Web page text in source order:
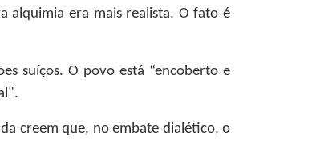
alquimia era mais realista. O fato é
suíços. O povo está “encoberto e
creem que, no embate dialético, o